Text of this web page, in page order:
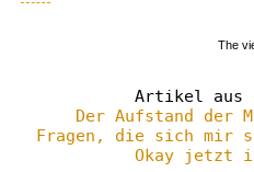
The
Artikel aus
Der Aufstand der
Fragen, die sich mir
Okay jetzt